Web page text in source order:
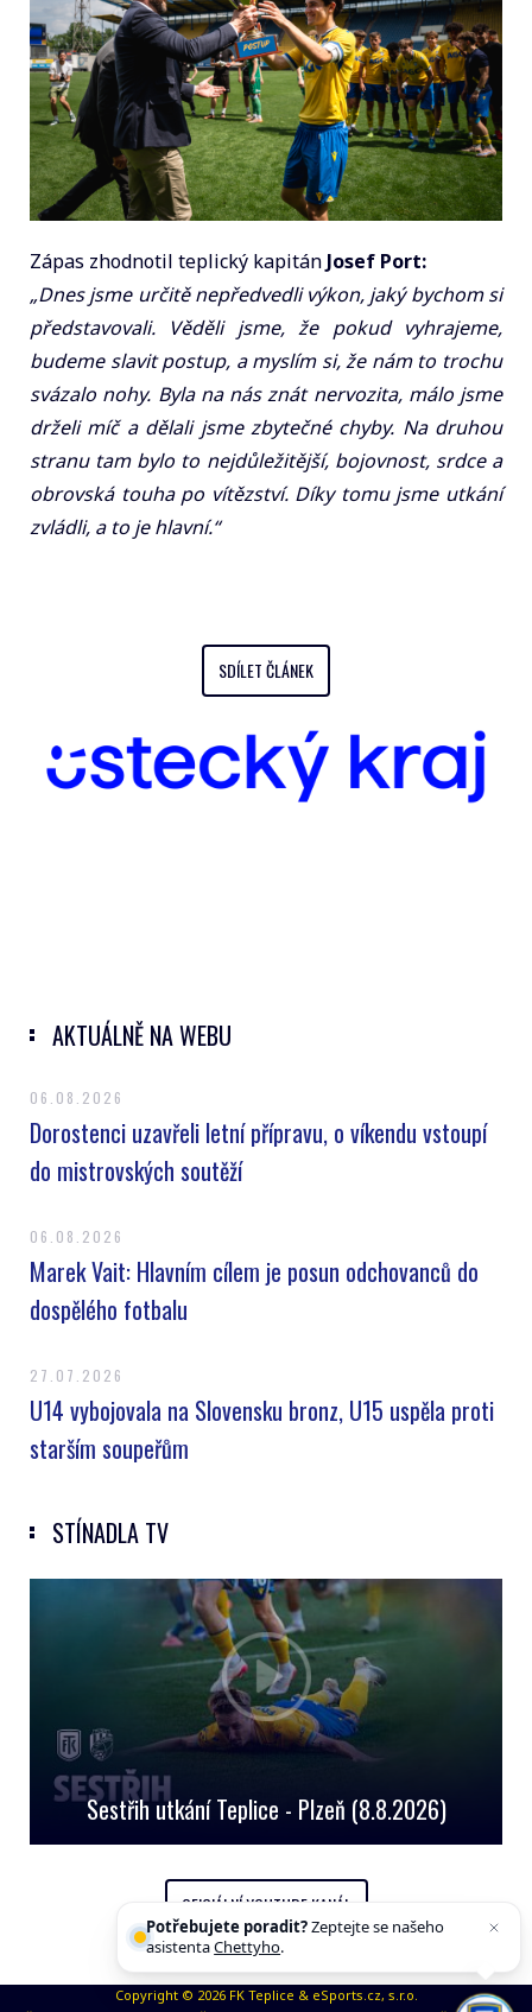
Zápas zhodnotil teplický kapitán Josef Port:
„Dnes jsme určitě nepředvedli výkon, jaký bychom si
představovali. Věděli jsme, že pokud vyhrajeme,
budeme slavit postup, a myslím si, že nám to trochu
svázalo nohy. Byla na nás znát nervozita, málo jsme
drželi míč a dělali jsme zbytečné chyby. Na druhou
stranu tam bylo to nejdůležitější, bojovnost, srdce a
obrovská touha po vítězství. Díky tomu jsme utkání
zvládli, a to je hlavní.“
SDÍLET ČLÁNEK
AKTUÁLNĚ NA WEBU
06.08.2026
Dorostenci uzavřeli letní přípravu, o víkendu vstoupí
do mistrovských soutěží
06.08.2026
Marek Vait: Hlavním cílem je posun odchovanců do
dospělého fotbalu
27.07.2026
U14 vybojovala na Slovensku bronz, U15 uspěla proti
starším soupeřům
STÍNADLA TV
Sestřih utkání Teplice - Plzeň (8.8.2026)
OFICIÁLNÍ YOUTUBE KANÁL
Copyright © 2026 FK Teplice & eSports.cz, s.r.o.
Potřebujete poradit?Zeptejte se našeho
asistentaChettyho.